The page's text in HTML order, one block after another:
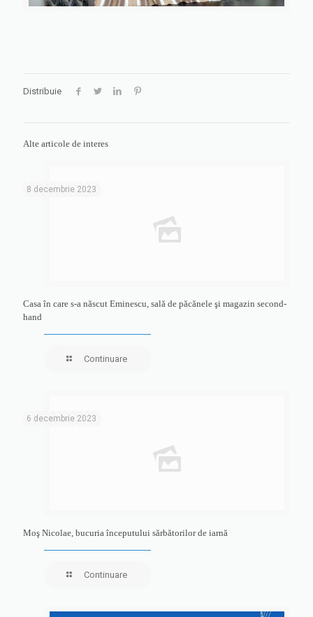
Distribuie
Alte articole de interes
8 decembrie 2023
Casa în care s-a născut Eminescu, sală de păcănele şi magazin second-
hand
Continuare
6 decembrie 2023
Moş Nicolae, bucuria începutului sărbătorilor de iarnă
Continuare